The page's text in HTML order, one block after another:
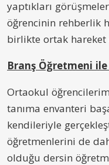
yaptıkları
öğrencinin rehberlik
birlikte ortak
Branş Öğretmeni
Ortaokul
tanıma envanteri
kendileriyle
öğretmenlerini de
olduğu dersin